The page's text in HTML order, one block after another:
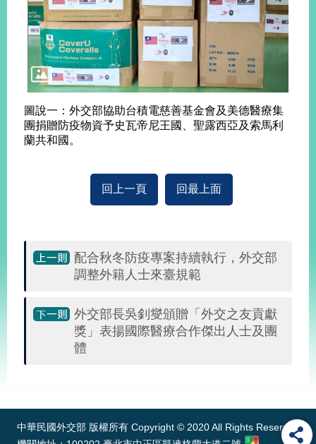
政
府
網
資
料
開
放
宣
告
資
安
全
政
無
網
站
說
圖說一：外交部協助台積電慈善基金會及美德醫療集
團捐贈防疫物資予史瓦帝尼王國、聖露西亞及索馬利
蘭共和國。
回上一頁 回最上面
配合秋冬防疫專案持續執行，外交部
調整外籍人士來臺規範
外交部長吳釗燮頒贈「外交之友貢獻
獎」表揚國際醫療合作傑出人士及團
體
中華民國外交部 版權所有 Copyright © 2020 All Rights Reserved